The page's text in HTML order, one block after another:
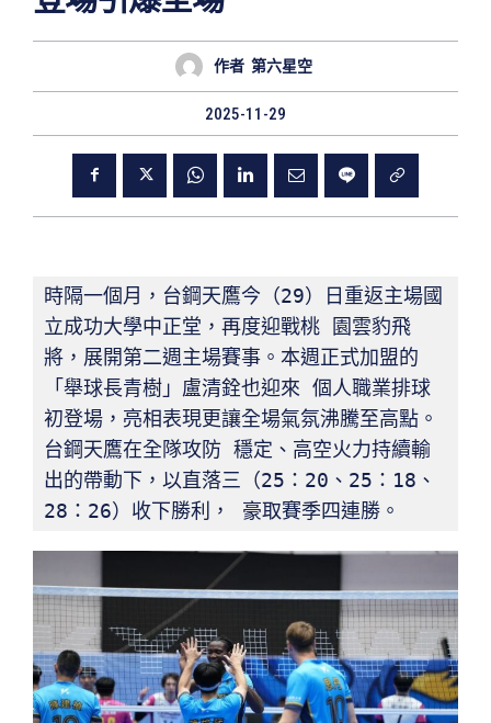
作者 第六星空
2025-11-29
時隔一個月，台鋼天鷹今（29）日重返主場國
立成功大學中正堂，再度迎戰桃 園雲豹飛
將，展開第二週主場賽事。本週正式加盟的
「舉球長青樹」盧清銓也迎來 個人職業排球
初登場，亮相表現更讓全場氣氛沸騰至高點。
台鋼天鷹在全隊攻防 穩定、高空火力持續輸
出的帶動下，以直落三（25：20、25：18、
28：26）收下勝利， 豪取賽季四連勝。